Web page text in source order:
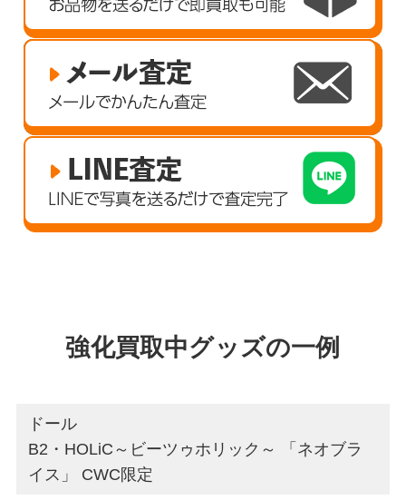
強化買取中グッズの一例
ドール
B2・HOLiC～ビーツゥホリック～ 「ネオブラ
イス」 CWC限定